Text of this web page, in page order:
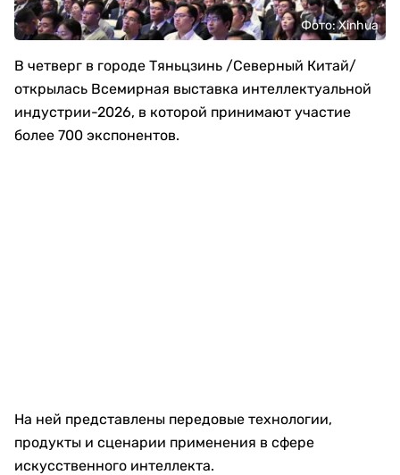
Фото: Xinhua
В четверг в городе Тяньцзинь /Северный Китай/
открылась Всемирная выставка интеллектуальной
индустрии-2026, в которой принимают участие
более 700 экспонентов.
На ней представлены передовые технологии,
продукты и сценарии применения в сфере
искусственного интеллекта.